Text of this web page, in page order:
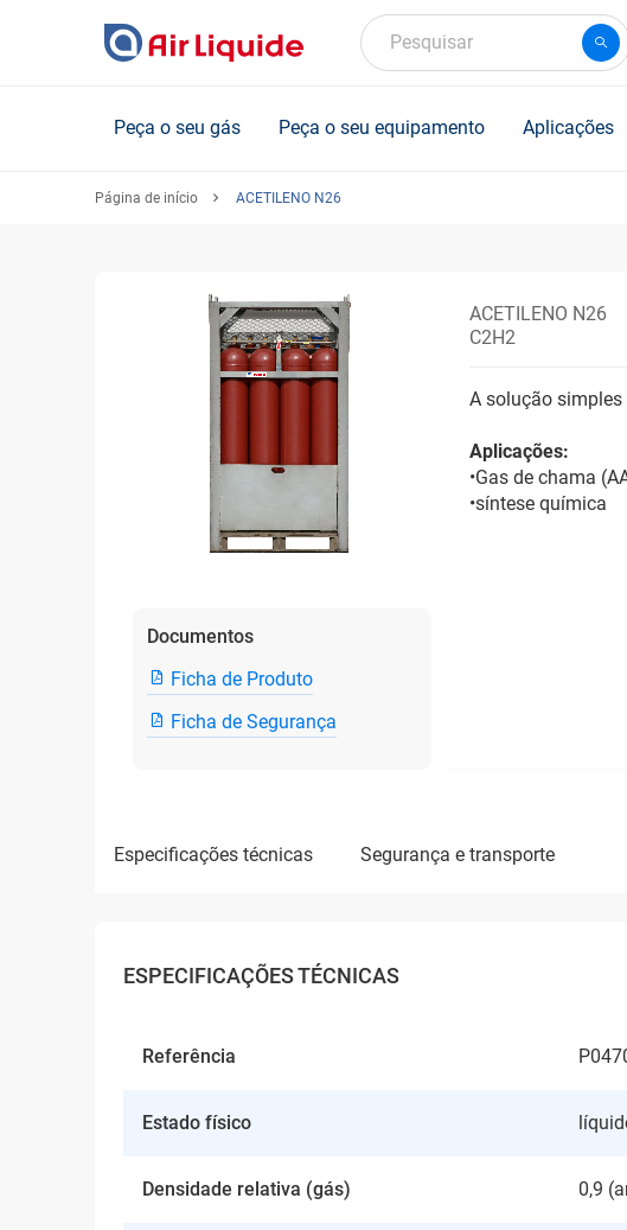
Pesquisar
Peça o seu gás Peça o seu equipamento Aplicações
Página de início ACETILENO N26
Documentos
Ficha de Produto
Ficha de Segurança
ACETILENO N26
C2H2
A solução
Aplicações:
•Gas de chama
•síntese química
especificações técnicas segurança e transporte
ESPECIFICAÇÕES TÉCNICAS
Referência
Estado físico
Densidade relativa (gás) 0,9